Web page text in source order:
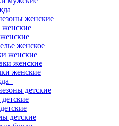
женские
женские
женское
женские
женские
женские
детские
детские